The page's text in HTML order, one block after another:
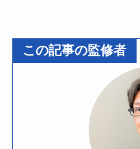
この記事の監修者